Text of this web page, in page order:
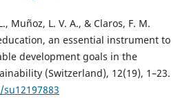
Muñoz, L. V. A., & Claros, F. M.
an essential instrument to
development goals in the
(Switzerland), 12(19), 1–23.